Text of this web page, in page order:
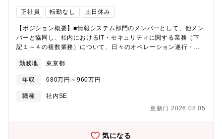
ロセスサービス事業部の挑戦 インタビュー記事
https://www.nttdata.com/global/ja/recruit/uptodata/articles/6564/
インタビュー動画 https://www.youtube.com/watch?
v=XHzEbVvPaZM&t=2s【求める人物像】・課題意識が強く、IT
インフラサービスのあるべき姿を主体的に定義し、実現に向けて
お客様の基盤・運用課題を分析し、常にお客様にとって最適なマ
の従来の得意分野に限らず、ITインフラサービスに関する各種領
力を高めることができます・業務を通じて、全社や業界俯瞰した
計画推進・マネジメントスキルの習得。そして社外からの情報収
ルも深める事ができます■職場情報人とAIの共進化推進室は、「AI
を活用した企業競争力の強化」と「人の創造性最大化」を両立す
ることをミッションとして、CTO直下組織として2026年6月に組
織化されました。社内での期待値も大きい中で、自ら課題を定義
環境の中で主体的に動ける方にとって、大きな裁量を持ちながら
以下のマイルストーンを掲げながら業務推進をすすめておりま
す。・AIエージェントを中心としたAI技術の見極めとデンソー,業
し、社内/グループなど関係者へ波及・AgentOpsやハーネスエン
正社員 転勤なし 土日休み
【ポジション概要】■情報システム部門のメンバーとして、他メン
バーと協同し、社内におけるIT・セキュリティに関する業務（下
記１～４の複数業務）について、日々のオペレーション遂行・課
用ルール整備など （1）AI環境 Copilot、ChatGPT、Claude
など （2）クラウド環境 Azure、Microsoft365など （3）
NW環境 Cisco、Allied Telesis、Yamahaなど （4）デバイス
類 サーバ：35台、クライアントPC：1000台：iPhone：500台
事業発展により売上・社員数ともに増え会社全体が急成長してい
追及していく、また将来に向け更なる革新的な社内ITインフラ環
勤務地 東京都
年収 680万円～960万円
職種
社内SE
更新日 2026.08.05
気になる